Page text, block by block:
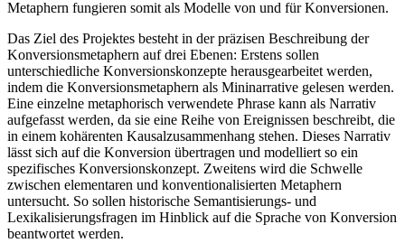
Metaphern fungieren somit als Modelle von und für Konversionen.
Das Ziel des Projektes besteht in der präzisen Beschreibung der
Konversionsmetaphern auf drei Ebenen: Erstens sollen
unterschiedliche Konversionskonzepte herausgearbeitet werden,
indem die Konversionsmetaphern als Mininarrative gelesen werden.
Eine einzelne metaphorisch verwendete Phrase kann als Narrativ
aufgefasst werden, da sie eine Reihe von Ereignissen beschreibt, die
in einem kohärenten Kausalzusammenhang stehen. Dieses Narrativ
lässt sich auf die Konversion übertragen und modelliert so ein
spezifisches Konversionskonzept. Zweitens wird die Schwelle
zwischen elementaren und konventionalisierten Metaphern
untersucht. So sollen historische Semantisierungs- und
Lexikalisierungsfragen im Hinblick auf die Sprache von Konversion
beantwortet werden.